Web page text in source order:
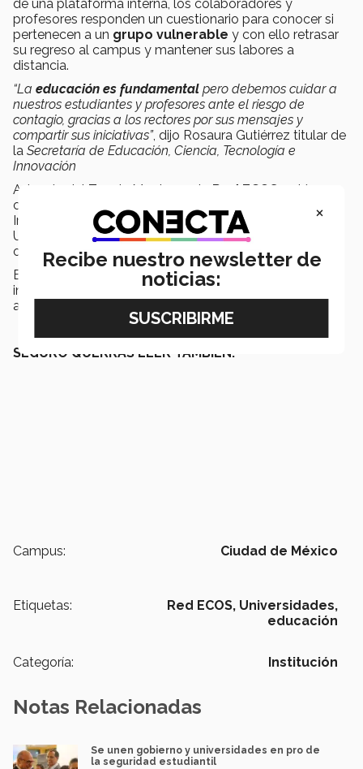
de una plataforma interna, los colaboradores y
profesores responden un cuestionario para conocer si
pertenecen a un grupo vulnerable y con ello retrasar
su regreso al campus y mantener sus labores a
distancia.
“La educación es fundamental pero debemos cuidar a
nuestros estudiantes y profesores ante el riesgo de
contagio, gracias a los rectores por sus mensajes y
compartir sus iniciativas”, dijo Rosaura Gutiérrez titular de
la Secretaría de Educación, Ciencia, Tecnología e
Innovación
Además del Tec de Monterrey, la Red ECOS
, está
conformada por instituciones como Ibero, Anáhuac,
Instituto Politécnico Nacional, Universidad La Salle,
Universidad Nacional Autónoma de México, ITAM, entre
otras.
En esta red de universidades, el gobierno y las
instituciones se unen para desarrollar iniciativas que
atiendan los grandes retos de la Ciudad de México.
SEGURO QUERRÁS LEER TAMBIÉN:
Campus: Ciudad de México
Etiquetas: Red ECOS, Universidades,
educación
Categoría: Institución
Notas Relacionadas
Se unen gobierno y universidades en pro de
la seguridad estudiantil
×
Recibe nuestro newsletter de
noticias: